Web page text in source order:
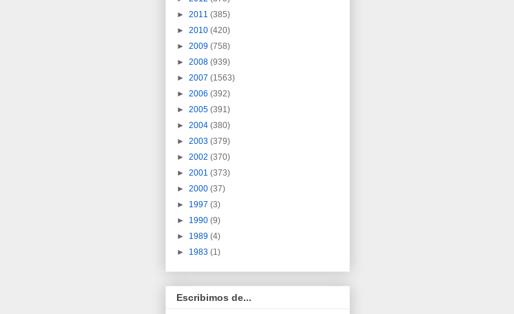
► 2011 (385)
► 2010 (420)
► 2009 (758)
► 2008 (939)
► 2007 (1563)
► 2006 (392)
► 2005 (391)
► 2004 (380)
► 2003 (379)
► 2002 (370)
► 2001 (373)
► 2000 (37)
► 1997 (3)
► 1990 (9)
► 1989 (4)
► 1983 (1)
Escribimos de...